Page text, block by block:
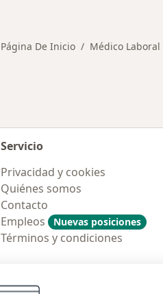
Página De Inicio Médico Laboral
Servicio
Privacidad y cookies
Quiénes somos
Contacto
Empleos
Nuevas posiciones
Términos y condiciones